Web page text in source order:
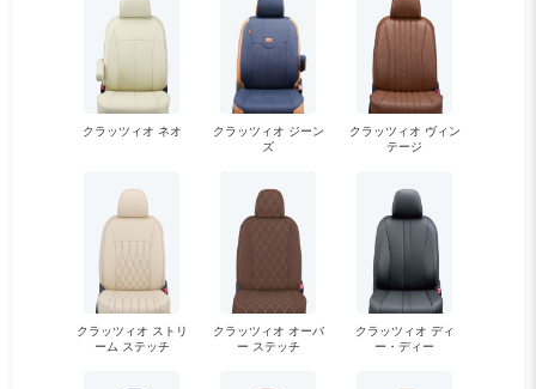
クラッツィオ ネオ
クラッツィオ ジーン
ズ
クラッツィオ ヴィン
テージ
クラッツィオ ストリ
ーム ステッチ
クラッツィオ オーバ
ー ステッチ
クラッツィオ ディ
ー・ディー